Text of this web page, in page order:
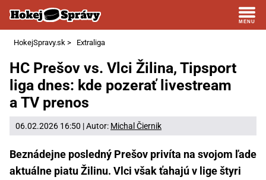
HokejSpravy.sk > Extraliga
HC Prešov vs. Vlci Žilina, Tipsport
liga dnes: kde pozerať livestream
a TV prenos
06.02.2026 16:50 | Autor: Michal Čiernik
Beznádejne posledný Prešov privíta na svojom ľade
aktuálne piatu Žilinu. Vlci však ťahajú v lige štyri